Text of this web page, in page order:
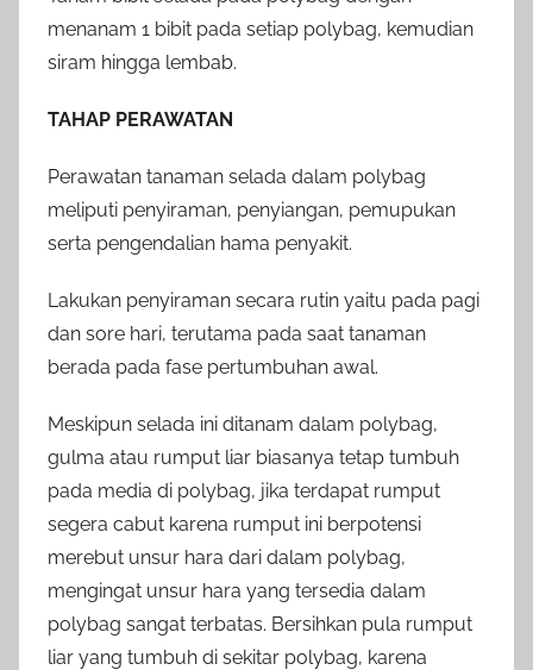
menanam 1 bibit pada setiap polybag, kemudian
siram hingga lembab.
TAHAP PERAWATAN
Perawatan tanaman selada dalam polybag
meliputi penyiraman, penyiangan, pemupukan
serta pengendalian hama penyakit.
Lakukan penyiraman secara rutin yaitu pada pagi
dan sore hari, terutama pada saat tanaman
berada pada fase pertumbuhan awal.
Meskipun selada ini ditanam dalam polybag,
gulma atau rumput liar biasanya tetap tumbuh
pada media di polybag, jika terdapat rumput
segera cabut karena rumput ini berpotensi
merebut unsur hara dari dalam polybag,
mengingat unsur hara yang tersedia dalam
polybag sangat terbatas. Bersihkan pula rumput
liar yang tumbuh di sekitar polybag, karena